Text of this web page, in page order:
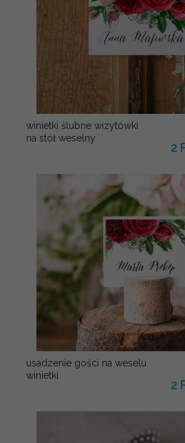
winietki ślubne wizytówki
na stół weselny
2
usadzenie gości na weselu
winietki
2